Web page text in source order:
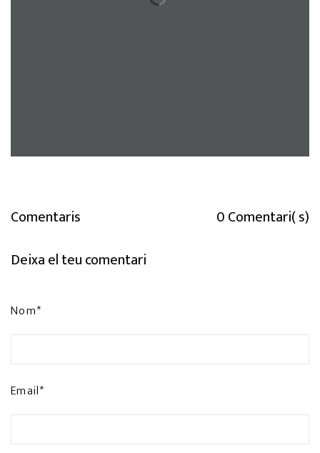
Comentaris
0 Comentari( s)
Deixa el teu comentari
Nom*
Email*